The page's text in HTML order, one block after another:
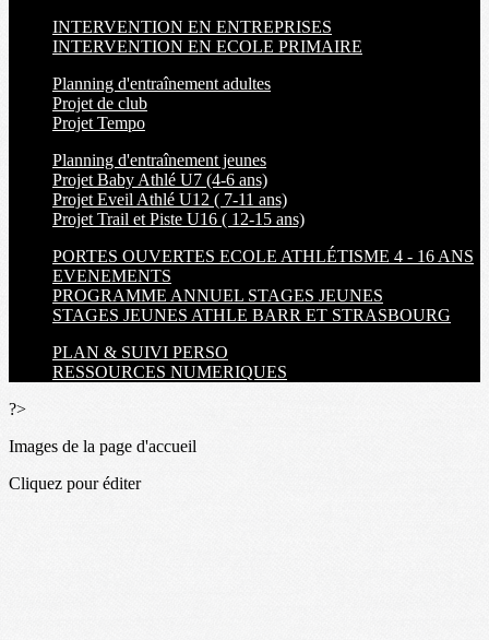
INTERVENTION EN ENTREPRISES
INTERVENTION EN ECOLE PRIMAIRE
Planning d'entraînement adultes
Projet de club
Projet Tempo
Planning d'entraînement jeunes
Projet Baby Athlé U7 (4-6 ans)
Projet Eveil Athlé U12 ( 7-11 ans)
Projet Trail et Piste U16 ( 12-15 ans)
PORTES OUVERTES ECOLE ATHLÉTISME 4 - 16 ANS
EVENEMENTS
PROGRAMME ANNUEL STAGES JEUNES
STAGES JEUNES ATHLE BARR ET STRASBOURG
PLAN & SUIVI PERSO
RESSOURCES NUMERIQUES
?>
Images de la page d'accueil
Cliquez pour éditer